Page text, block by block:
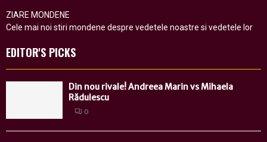
ZIARE MONDENE
Cele mai noi stiri mondene despre vedetele noastre si vedetele lor
EDITOR'S PICKS
Din nou rivale! Andreea Marin vs Mihaela
Rădulescu
0